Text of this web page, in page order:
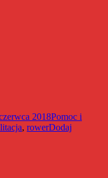
2018Kategorie
Pomoc i
, rowerDodaj